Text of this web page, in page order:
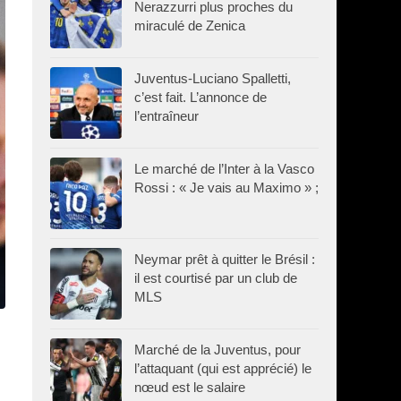
Nerazzurri plus proches du
miraculé de Zenica
Juventus-Luciano Spalletti,
c’est fait. L’annonce de
l’entraîneur
Le marché de l’Inter à la Vasco
Rossi : « Je vais au Maximo » ;
Neymar prêt à quitter le Brésil :
il est courtisé par un club de
MLS
Marché de la Juventus, pour
l’attaquant (qui est apprécié) le
nœud est le salaire